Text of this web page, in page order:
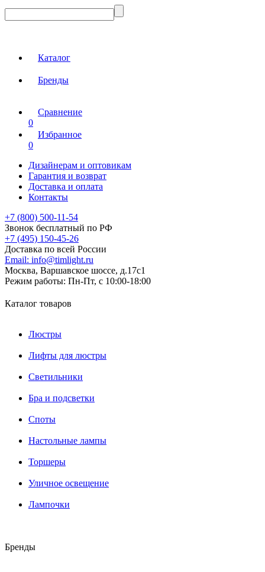
Каталог
Бренды
Сравнение
0
Избранное
0
Дизайнерам и оптовикам
Гарантия и возврат
Доставка и оплата
Контакты
+7 (800) 500-11-54
Звонок бесплатный по РФ
+7 (495) 150-45-26
Доставка по всей России
Email: info@timlight.ru
Москва, Варшавское шоссе, д.17c1
Режим работы: Пн-Пт, с 10:00-18:00
Каталог товаров
Люстры
Лифты для люстры
Светильники
Бра и подсветки
Споты
Настольные лампы
Торшеры
Уличное освещение
Лампочки
Бренды